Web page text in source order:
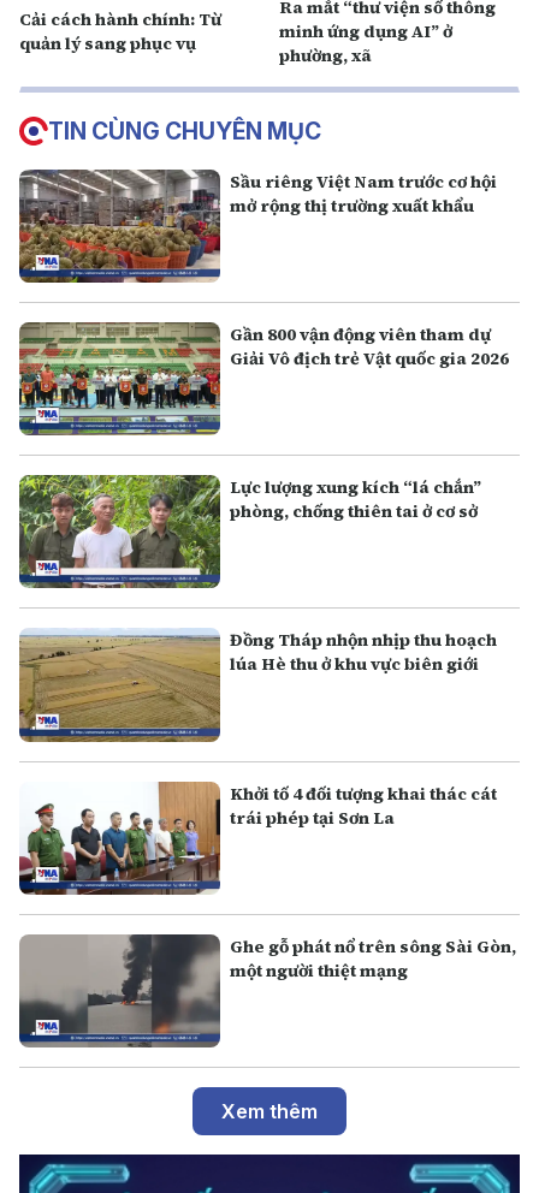
Cải cách hành chính: Từ
quản lý sang phục vụ
Ra mắt “thư viện số thông
minh ứng dụng AI” ở
phường, xã
TIN CÙNG CHUYÊN MỤC
Sầu riêng Việt Nam trước cơ hội
mở rộng thị trường xuất khẩu
Gần 800 vận động viên tham dự
Giải Vô địch trẻ Vật quốc gia 2026
Lực lượng xung kích “lá chắn”
phòng, chống thiên tai ở cơ sở
Đồng Tháp nhộn nhịp thu hoạch
lúa Hè thu ở khu vực biên giới
Khởi tố 4 đối tượng khai thác cát
trái phép tại Sơn La
Ghe gỗ phát nổ trên sông Sài Gòn,
một người thiệt mạng
Xem thêm